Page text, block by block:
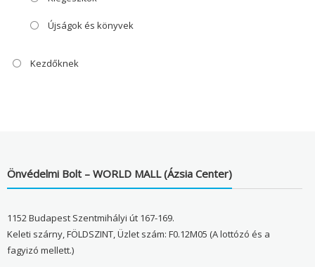
Újságok és könyvek
Kezdőknek
Önvédelmi Bolt – WORLD MALL (Ázsia Center)
1152 Budapest Szentmihályi út 167-169.
Keleti szárny, FÖLDSZINT, Üzlet szám: F0.12M05 (A lottózó és a
fagyizó mellett.)